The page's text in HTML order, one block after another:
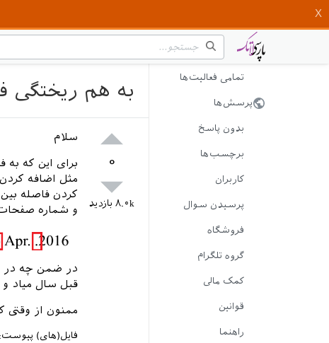
تمامی فعالیت‌ها
پرسش‌ها
بدون پاسخ
برچسب‌ها
کاربران
پرسیدن سوال
فروشگاه
گروه تلگرام
کمک مالی
قوانین
راهنما
به هم ریختگی
۰
۸.۰k بازدید
سلام
مثل اضافه
و شماره
در ضمن چه در
قبل سال میاد و
ممنون از وقتی
فایل(های) پیوست: